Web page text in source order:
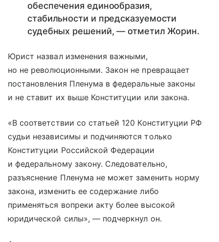
обеспечения единообразия,
стабильности и предсказуемости
судебных решений, — отметил Жорин.
Юрист назвал изменения важными,
но не революционными. Закон не превращает
постановления Пленума в федеральные законы
и не ставит их выше Конституции или закона.
«В соответствии со статьей 120 Конституции РФ
судьи независимы и подчиняются только
Конституции Российской Федерации
и федеральному закону. Следовательно,
разъяснение Пленума не может заменить норму
закона, изменить ее содержание либо
применяться вопреки акту более высокой
юридической силы», — подчеркнул он.